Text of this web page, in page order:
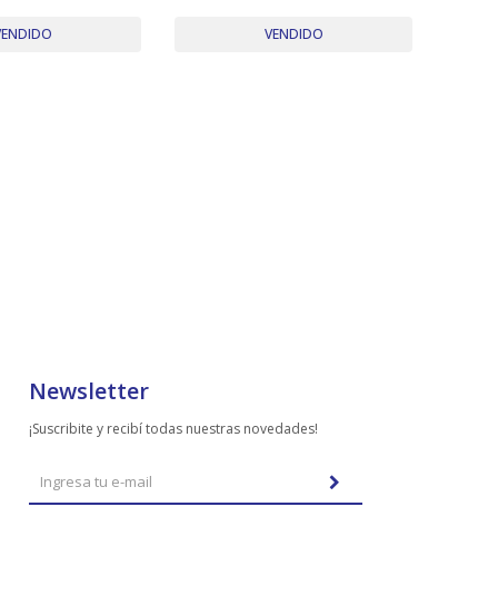
VENDIDO
Newsletter
¡Suscribite y recibí todas nuestras novedades!